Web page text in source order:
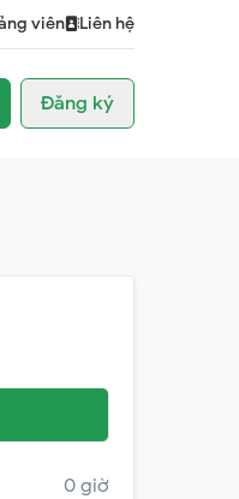
viên Liên hệ
Đăng ký
0 giờ